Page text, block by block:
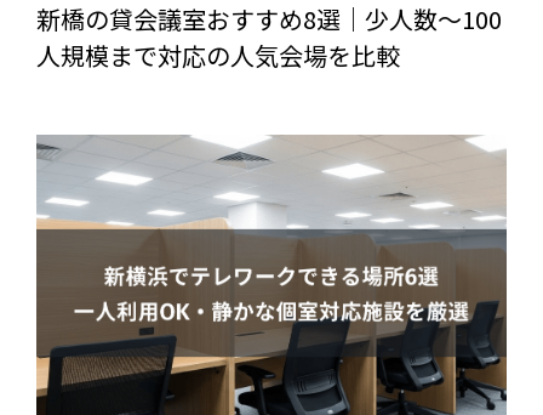
新橋の貸会議室おすすめ8選｜少人数〜100
人規模まで対応の人気会場を比較